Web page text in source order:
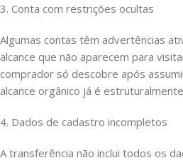
3. Conta com restrições ocultas
Algumas contas têm advertências
alcance que não aparecem para
comprador só descobre após
alcance orgânico já é
4. Dados de cadastro incompletos
A transferência não inclui todos os